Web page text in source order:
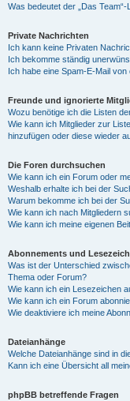
Was bedeutet der „Das
Private Nachrichten
Ich kann keine Privaten
Ich bekomme ständig
Ich habe eine Spam-E-Mail
Freunde und ignorierte
Wozu benötige ich die Listen
Wie kann ich Mitglieder zur
hinzufügen oder diese wieder
Die Foren durchsuchen
Wie kann ich ein Forum oder
Weshalb erhalte ich bei der
Warum bekomme ich bei der
Wie kann ich nach Mitgliedern
Wie kann ich meine eigenen
Abonnements und
Was ist der Unterschied
Thema oder Forum?
Wie kann ich ein Lesezeichen
Wie kann ich ein Forum
Wie deaktiviere ich meine
Dateianhänge
Welche Dateianhänge sind in
Kann ich eine Übersicht all
phpBB betreffende Fragen